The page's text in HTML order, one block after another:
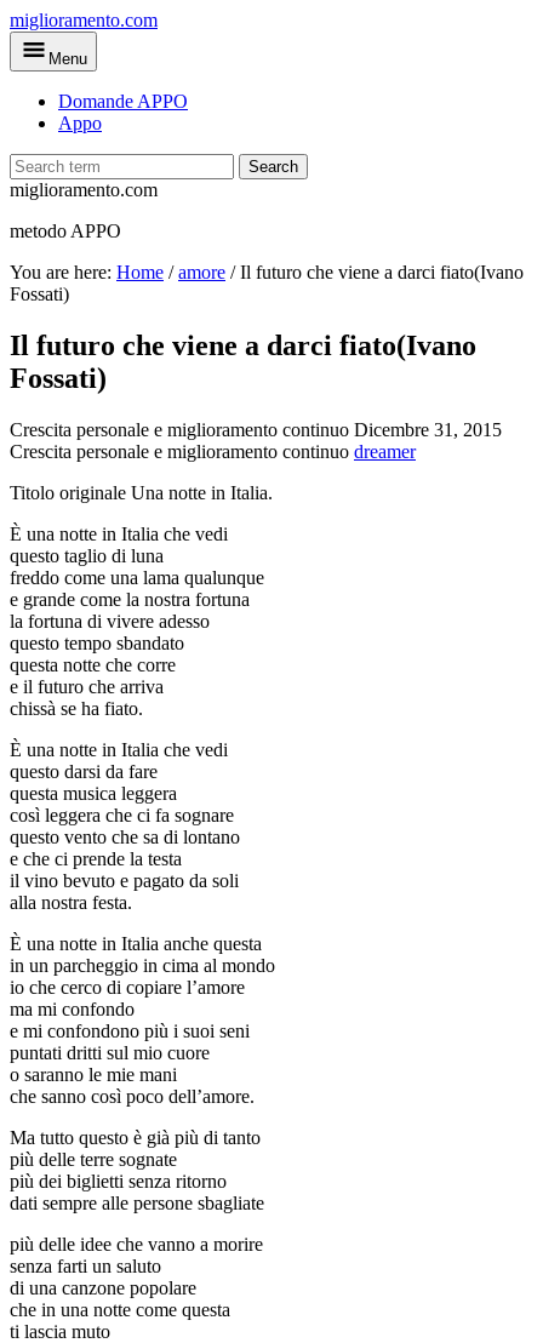
Skip
to
main
miglioramento.com
Menu
Domande APPO
Appo
Search
miglioramento.com
metodo APPO
You are here: Home /amore /Il futuro che viene a darci fiato(Ivano
Fossati)
Il futuro che viene a darci fiato(Ivano
Fossati)
Crescita personale e miglioramento continuo Dicembre 31, 2015
Crescita personale e miglioramento continuo dreamer
Titolo originale Una notte in Italia.
È una notte in Italia che vedi
questo taglio di luna
freddo come una lama qualunque
e grande come la nostra fortuna
la fortuna di vivere adesso
questo tempo sbandato
questa notte che corre
e il futuro che arriva
chissà se ha fiato.
È una notte in Italia che vedi
questo darsi da fare
questa musica leggera
così leggera che ci fa sognare
questo vento che sa di lontano
e che ci prende la testa
il vino bevuto e pagato da soli
alla nostra festa.
È una notte in Italia anche questa
in un parcheggio in cima al mondo
io che cerco di copiare l’amore
ma mi confondo
e mi confondono più i suoi seni
puntati dritti sul mio cuore
o saranno le mie mani
che sanno così poco dell’amore.
Ma tutto questo è già più di tanto
più delle terre sognate
più dei biglietti senza ritorno
dati sempre alle persone sbagliate
più delle idee che vanno a morire
senza farti un saluto
di una canzone popolare
che in una notte come questa
ti lascia muto